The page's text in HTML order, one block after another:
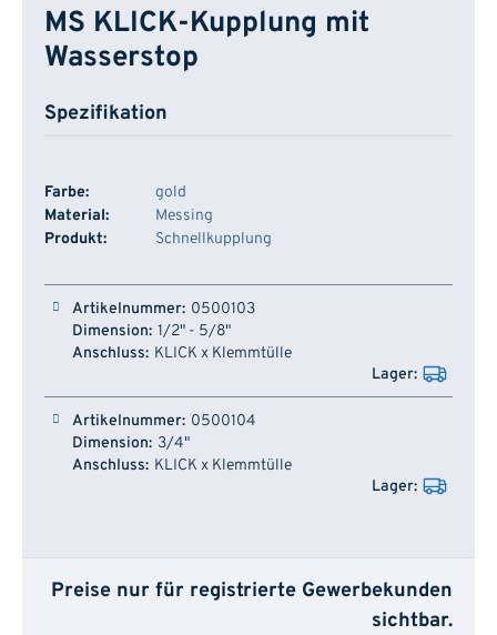
MS KLICK-Kupplung mit
Wasserstop
Spezifikation
Farbe:
gold
Material:
Messing
Produkt:
Schnellkupplung
Artikelnummer Dimension
0500103
1/2" - 5/8"
KLICK x Klemmtülle
0500104
3/4"
KLICK x Klemmtülle
Preise nur für registrierte Gewerbekunden
sichtbar.